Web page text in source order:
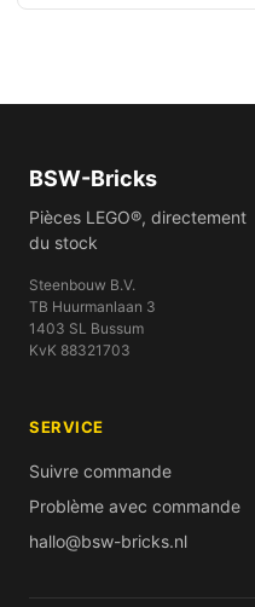
BSW-Bricks
Pièces LEGO®, directement
du stock
Steenbouw B.V.
TB Huurmanlaan 3
1403 SL Bussum
KvK 88321703
SERVICE
Suivre commande
Problème avec commande
hallo@bsw-bricks.nl